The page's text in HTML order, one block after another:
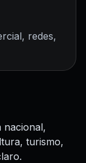
redes,
nacional,
turismo,